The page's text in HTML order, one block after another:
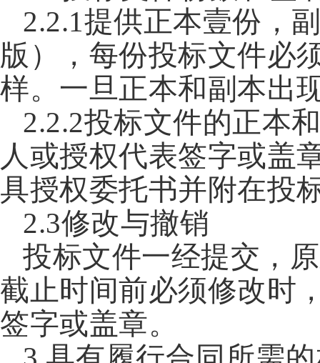
2.2.1提供正本壹份，
版），每份投标文件必
样。一旦正本和副本出
2.2.2投标文件的正本
人或授权代表签字或盖
具授权委托书并附在投
2.3修改与撤销
投标文件一经提交，
截止时间前必须修改时
签字或盖章。